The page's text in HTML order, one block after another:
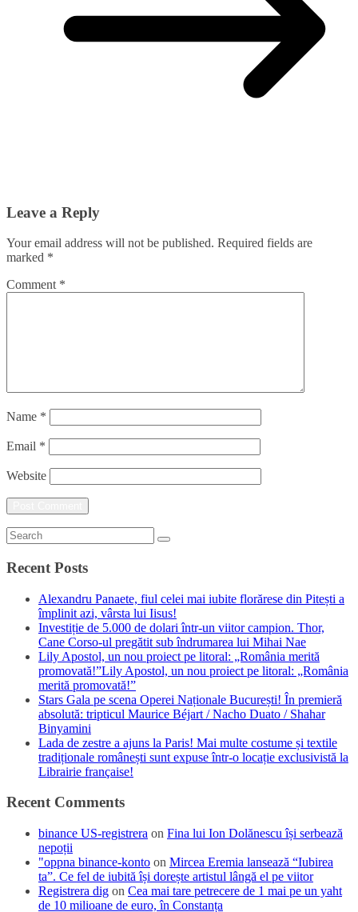
Leave a Reply
Your email address will not be published. Required fields are
marked *
Comment *
Name *
Email *
Website
Recent Posts
Alexandru Panaete, fiul celei mai iubite florărese din Pitești a
împlinit azi, vârsta lui Iisus!
Investiție de 5.000 de dolari într-un viitor campion. Thor,
Cane Corso-ul pregătit sub îndrumarea lui Mihai Nae
Lily Apostol, un nou proiect pe litoral: „România merită
promovată!”Lily Apostol, un nou proiect pe litoral: „România
merită promovată!”
Stars Gala pe scena Operei Naționale București! În premieră
absolută: tripticul Maurice Béjart / Nacho Duato / Shahar
Binyamini
Lada de zestre a ajuns la Paris! Mai multe costume și textile
tradiționale românești sunt expuse într-o locație exclusivistă la
Librairie française!
Recent Comments
binance US-registrera on Fina lui Ion Dolănescu își serbează
nepoții
"oppna binance-konto on Mircea Eremia lansează “Iubirea
ta”. Ce fel de iubită își dorește artistul lângă el pe viitor
Registrera dig on Cea mai tare petrecere de 1 mai pe un yaht
de 10 milioane de euro, în Constanța